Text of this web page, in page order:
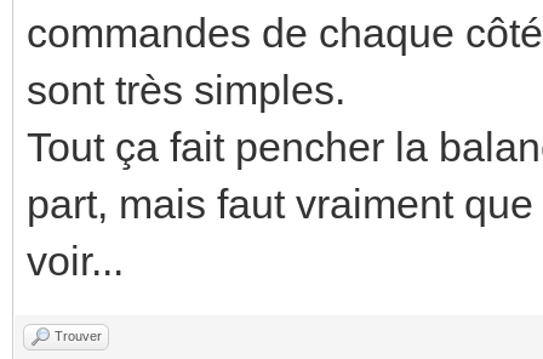
commandes de chaque
sont très simples.
Tout ça fait pencher la
part, mais faut vraiment
voir...
Trouver